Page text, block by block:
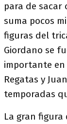
para de sacar
suma pocos
figuras del
Giordano se
importante en
Regatas y
temporadas
La gran